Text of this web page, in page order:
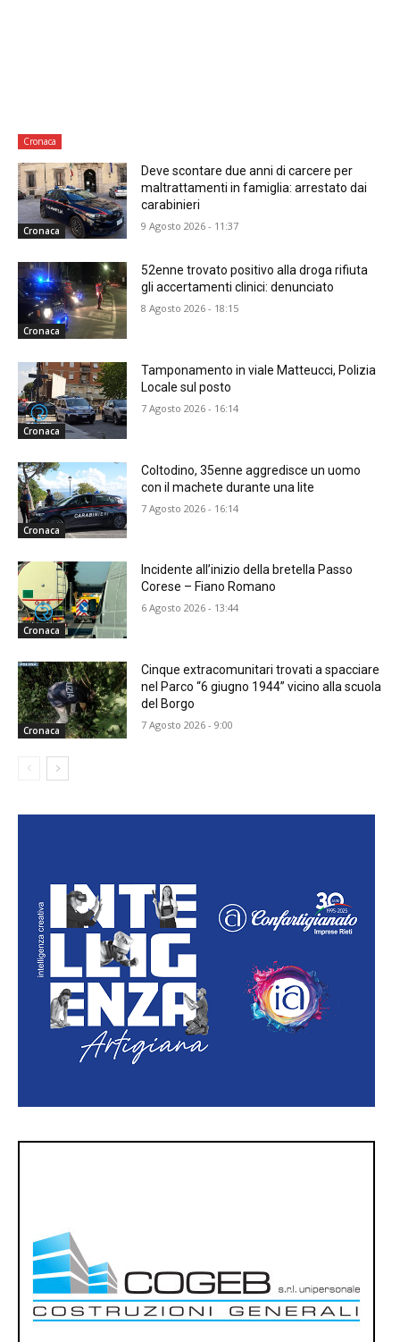
Cronaca
Cronaca
Deve scontare due anni di carcere per
maltrattamenti in famiglia: arrestato dai
carabinieri
9 Agosto 2026 - 11:37
Cronaca
52enne trovato positivo alla droga rifiuta
gli accertamenti clinici: denunciato
8 Agosto 2026 - 18:15
Cronaca
Tamponamento in viale Matteucci, Polizia
Locale sul posto
7 Agosto 2026 - 16:14
Cronaca
Coltodino, 35enne aggredisce un uomo
con il machete durante una lite
7 Agosto 2026 - 16:14
Cronaca
Incidente all’inizio della bretella Passo
Corese – Fiano Romano
6 Agosto 2026 - 13:44
Cronaca
Cinque extracomunitari trovati a spacciare
nel Parco “6 giugno 1944” vicino alla scuola
del Borgo
7 Agosto 2026 - 9:00